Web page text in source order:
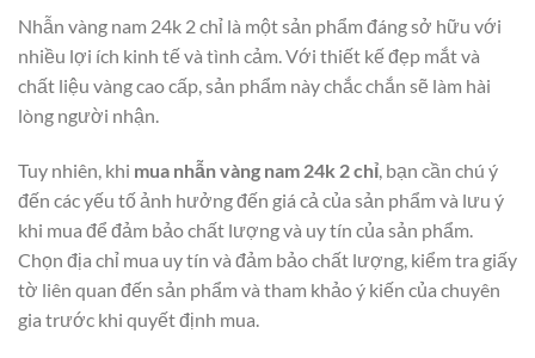
Nhẫn vàng nam 24k 2 chỉ là một sản phẩm đáng sở hữu với
nhiều lợi ích kinh tế và tình cảm. Với thiết kế đẹp mắt và
chất liệu vàng cao cấp, sản phẩm này chắc chắn sẽ làm hài
lòng người nhận.
Tuy nhiên, khi mua nhẫn vàng nam 24k 2 chỉ, bạn cần chú ý
đến các yếu tố ảnh hưởng đến giá cả của sản phẩm và lưu ý
khi mua để đảm bảo chất lượng và uy tín của sản phẩm.
Chọn địa chỉ mua uy tín và đảm bảo chất lượng, kiểm tra giấy
tờ liên quan đến sản phẩm và tham khảo ý kiến của chuyên
gia trước khi quyết định mua.